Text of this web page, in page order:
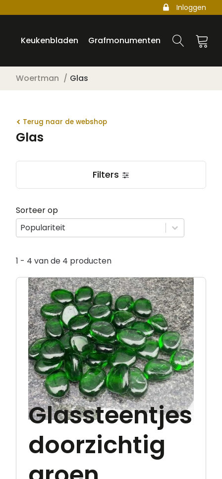
Inloggen
Keukenbladen Grafmonumenten
Woertman Glas
Terug naar de webshop
Glas
Filters
1 - 4 van de 4 producten
Sorteer op
Sorteer op
Sorteer op
Populariteit
Sorteer op
Glassteentjes
doorzichtig